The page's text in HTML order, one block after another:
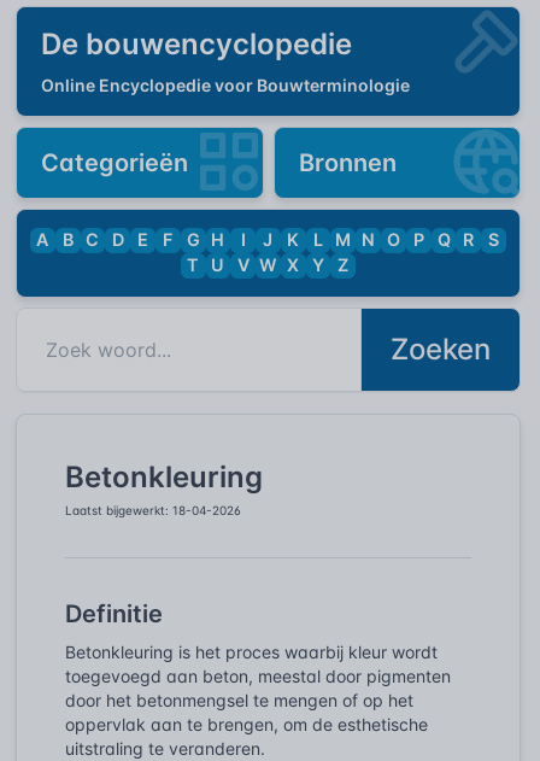
De bouwencyclopedie
Online Encyclopedie voor Bouwterminologie
Categorieën Bronnen
A B C D E F G H I J K L M N O P Q R
S
T
U V W X Y Z
Zoeken
Betonkleuring
Laatst bijgewerkt: 18-04-2026
Definitie
Betonkleuring is het proces waarbij kleur wordt
toegevoegd aan beton, meestal door pigmenten
door het betonmengsel te mengen of op het
oppervlak aan te brengen, om de esthetische
uitstraling te veranderen.